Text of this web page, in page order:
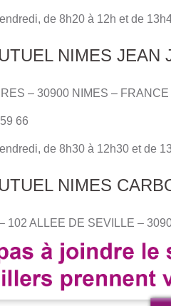
de 8h20 à 12h et de
NIMES JEAN
– 30900 NIMES – FRANCE
66
de 8h30 à 12h30 et de
NIMES
102 ALLEE DE SEVILLE –